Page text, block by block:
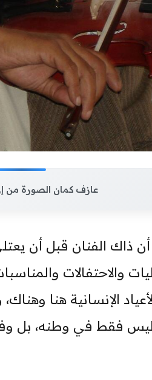
عازف كمان الصورة من
ذاك الفنان قبل أن
والاحتفالات والمناسبات
الإنسانية هنا
ليس فقط في وطنه، بل